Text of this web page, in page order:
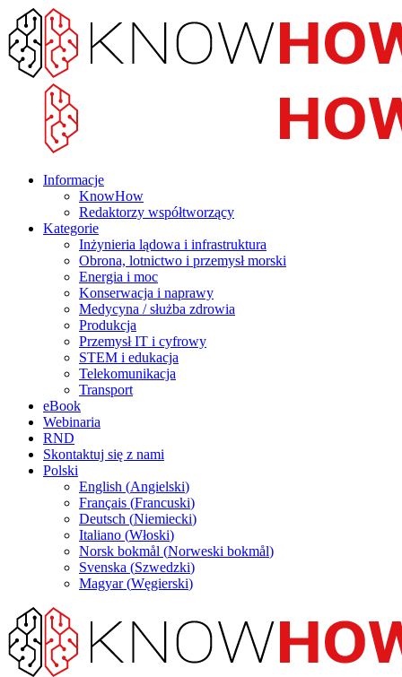
Informacje
KnowHow
Redaktorzy współtworzący
Kategorie
Inżynieria lądowa i infrastruktura
Obrona, lotnictwo i przemysł morski
Energia i moc
Konserwacja i naprawy
Medycyna / służba zdrowia
Produkcja
Przemysł IT i cyfrowy
STEM i edukacja
Telekomunikacja
Transport
eBook
Webinaria
RND
Skontaktuj się z nami
Polski
English (Angielski)
Français (Francuski)
Deutsch (Niemiecki)
Italiano (Włoski)
Norsk bokmål (Norweski bokmål)
Svenska (Szwedzki)
Magyar(Węgierski)